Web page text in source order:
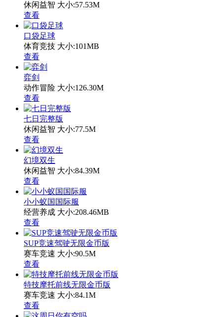
休闲益智 大小:57.53M
查看
口袋足球
体育竞技 大小:101MB
查看
弈剑
动作冒险 大小:126.30M
查看
七日完整版
休闲益智 大小:77.5M
查看
幻境双生
休闲益智 大小:84.39M
查看
小小蚁国国际服
经营养成 大小:208.46MB
查看
SUP竞速驾驶无限金币版
赛车竞速 大小:90.5M
查看
特技摩托前线无限金币版
赛车竞速 大小:84.1M
查看